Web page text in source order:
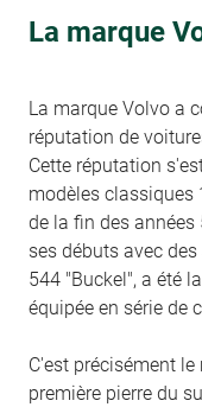
La marque
La marque Volvo a
réputation de
Cette réputation
modèles classiques
de la fin des
ses débuts avec
544 "Buckel", a été
équipée en série de
C'est précisément
première pierre du